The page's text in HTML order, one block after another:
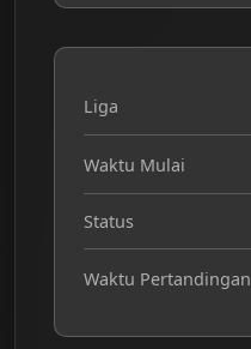
Liga
Waktu Mulai
Status
Waktu Pertandingan